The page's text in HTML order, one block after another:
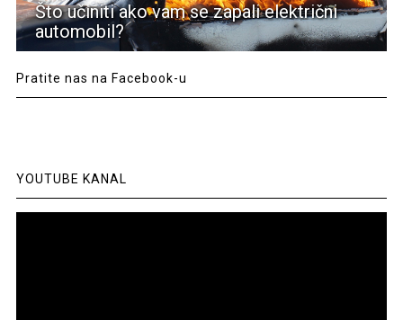
Što učiniti ako vam se zapali električni
automobil?
Pratite nas na Facebook-u
YOUTUBE KANAL